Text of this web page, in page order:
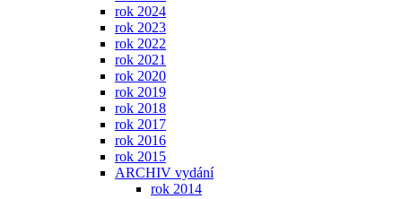
rok 2024
rok 2023
rok 2022
rok 2021
rok 2020
rok 2019
rok 2018
rok 2017
rok 2016
rok 2015
ARCHIV vydání
rok 2014